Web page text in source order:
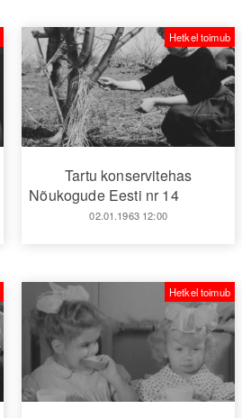
Tartu konservitehas
Nõukogude Eesti nr 14
02.01.1963 12:00
Hetkel toimub
Hetkel toimub